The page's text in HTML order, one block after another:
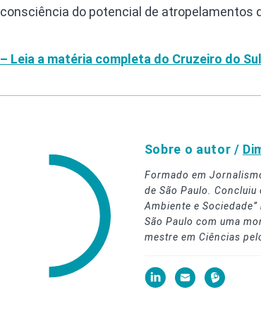
consciência do potencial de atropelamentos
– Leia a matéria completa do Cruzeiro do Sul
Sobre o autor /
Formado em
de São Paulo.
Ambiente e
São Paulo com uma
mestre em Ciências